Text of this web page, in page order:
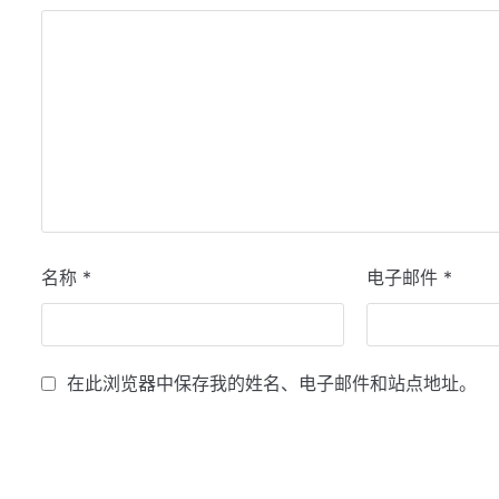
名称 * 电子邮件 *
在此浏览器中保存我的姓名、电子邮件和站点地址。